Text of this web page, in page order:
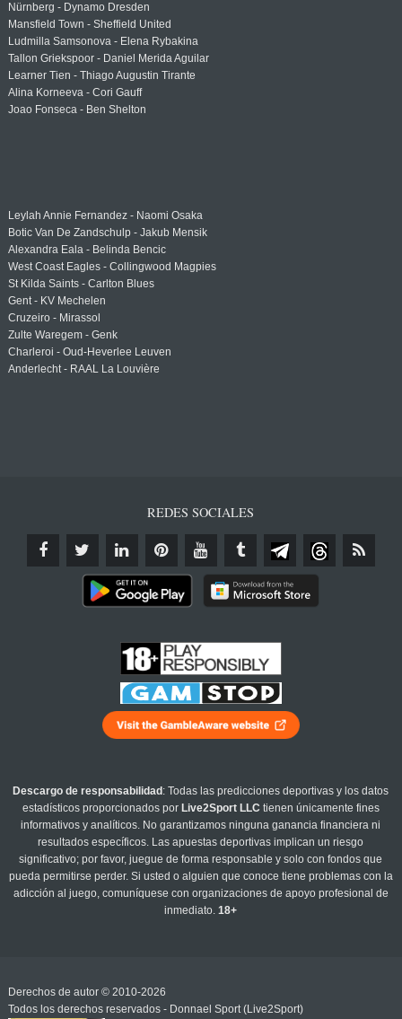
Nürnberg - Dynamo Dresden
Mansfield Town - Sheffield United
Ludmilla Samsonova - Elena Rybakina
Tallon Griekspoor - Daniel Merida Aguilar
Learner Tien - Thiago Augustin Tirante
Alina Korneeva - Cori Gauff
Joao Fonseca - Ben Shelton
Leylah Annie Fernandez - Naomi Osaka
Botic Van De Zandschulp - Jakub Mensik
Alexandra Eala - Belinda Bencic
West Coast Eagles - Collingwood Magpies
St Kilda Saints - Carlton Blues
Gent - KV Mechelen
Cruzeiro - Mirassol
Zulte Waregem - Genk
Charleroi - Oud-Heverlee Leuven
Anderlecht - RAAL La Louvière
REDES SOCIALES
Descargo de responsabilidad : Todas las predicciones deportivas y los datos
estadísticos proporcionados por Live2Sport LLC tienen únicamente fines
informativos y analíticos. No garantizamos ninguna ganancia financiera ni
resultados específicos. Las apuestas deportivas implican un riesgo
significativo; por favor, juegue de forma responsable y solo con fondos que
pueda permitirse perder. Si usted o alguien que conoce tiene problemas con la
adicción al juego, comuníquese con organizaciones de apoyo profesional de
inmediato.18+
Derechos de autor © 2010-2026
Todos los derechos reservados - Donnael Sport (Live2Sport)